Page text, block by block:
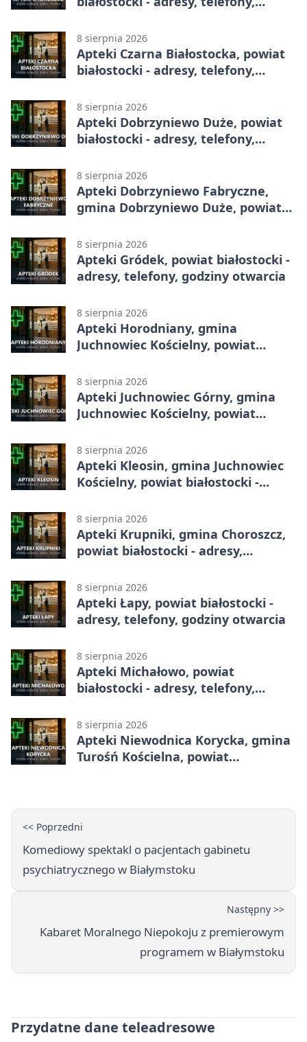
8 sierpnia 2026
Apteki Czarna Białostocka, powiat
białostocki - adresy, telefony,
8 sierpnia 2026
Apteki Dobrzyniewo Duże, powiat
białostocki - adresy, telefony,
8 sierpnia 2026
Apteki Dobrzyniewo Fabryczne,
gmina Dobrzyniewo Duże, powiat
godziny otwarcia
8 sierpnia 2026
Apteki Gródek, powiat białostocki -
adresy, telefony, godziny otwarcia
8 sierpnia 2026
Apteki Horodniany, gmina
Juchnowiec Kościelny, powiat
godziny otwarcia
8 sierpnia 2026
Apteki Juchnowiec Górny, gmina
Juchnowiec Kościelny, powiat
godziny otwarcia
8 sierpnia 2026
Apteki Kleosin, gmina Juchnowiec
Kościelny, powiat białostocki -
8 sierpnia 2026
Apteki Krupniki, gmina Choroszcz,
powiat białostocki - adresy,
8 sierpnia 2026
Apteki Łapy, powiat białostocki -
adresy, telefony, godziny otwarcia
8 sierpnia 2026
Apteki Michałowo, powiat
białostocki - adresy, telefony,
8 sierpnia 2026
Apteki Niewodnica Korycka, gmina
Turośń Kościelna, powiat
<< Poprzedni
Komediowy spektakl o pacjentach gabinetu
psychiatrycznego w Białymstoku
Następny >>
Kabaret Moralnego Niepokoju z premierowym
programem w Białymstoku
Przydatne dane teleadresowe